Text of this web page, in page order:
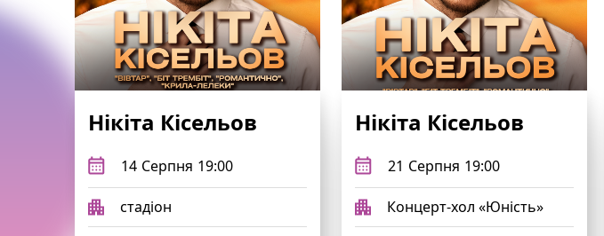
Нікіта Кісельов
14 Серпня 19:00
стадіон
Нікіта Кісельов
21 Серпня 19:00
Концерт-хол «Юність»